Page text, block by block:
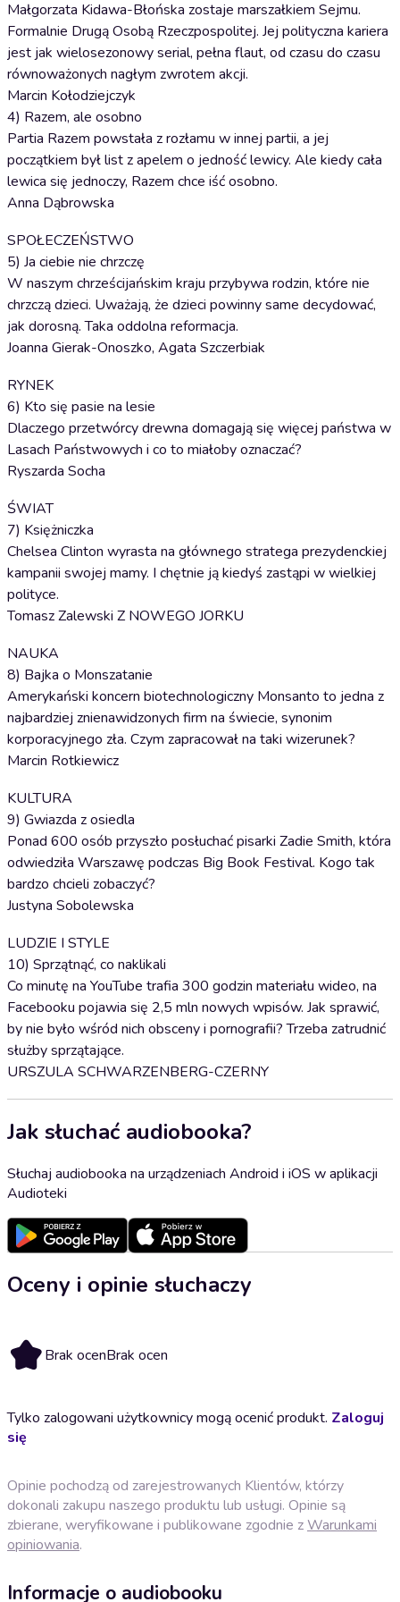
Małgorzata Kidawa-Błońska zostaje marszałkiem Sejmu.
Formalnie Drugą Osobą Rzeczpospolitej. Jej polityczna kariera
jest jak wielosezonowy serial, pełna flaut, od czasu do czasu
równoważonych nagłym zwrotem akcji.
Marcin Kołodziejczyk
4) Razem, ale osobno
Partia Razem powstała z rozłamu w innej partii, a jej
początkiem był list z apelem o jedność lewicy. Ale kiedy cała
lewica się jednoczy, Razem chce iść osobno.
Anna Dąbrowska
SPOŁECZEŃSTWO
5) Ja ciebie nie chrzczę
W naszym chrześcijańskim kraju przybywa rodzin, które nie
chrzczą dzieci. Uważają, że dzieci powinny same decydować,
jak dorosną. Taka oddolna reformacja.
Joanna Gierak-Onoszko, Agata Szczerbiak
RYNEK
6) Kto się pasie na lesie
Dlaczego przetwórcy drewna domagają się więcej państwa w
Lasach Państwowych i co to miałoby oznaczać?
Ryszarda Socha
ŚWIAT
7) Księżniczka
Chelsea Clinton wyrasta na głównego stratega prezydenckiej
kampanii swojej mamy. I chętnie ją kiedyś zastąpi w wielkiej
polityce.
Tomasz Zalewski Z NOWEGO JORKU
NAUKA
8) Bajka o Monszatanie
Amerykański koncern biotechnologiczny Monsanto to jedna z
najbardziej znienawidzonych firm na świecie, synonim
korporacyjnego zła. Czym zapracował na taki wizerunek?
Marcin Rotkiewicz
KULTURA
9) Gwiazda z osiedla
Ponad 600 osób przyszło posłuchać pisarki Zadie Smith, która
odwiedziła Warszawę podczas Big Book Festival. Kogo tak
bardzo chcieli zobaczyć?
Justyna Sobolewska
LUDZIE I STYLE
10) Sprzątnąć, co naklikali
Co minutę na YouTube trafia 300 godzin materiału wideo, na
Facebooku pojawia się 2,5 mln nowych wpisów. Jak sprawić,
by nie było wśród nich obsceny i pornografii? Trzeba zatrudnić
służby sprzątające.
URSZULA SCHWARZENBERG-CZERNY
Jak słuchać audiobooka?
Słuchaj audiobooka na urządzeniach Android i iOS w aplikacji
Audioteki
Oceny i opinie słuchaczy
Brak ocenBrak ocen
Tylko zalogowani użytkownicy mogą ocenić produkt. Zaloguj
się
Opinie pochodzą od zarejestrowanych Klientów, którzy
dokonali zakupu naszego produktu lub usługi. Opinie są
zbierane, weryfikowane i publikowane zgodnie zWarunkami
opiniowania.
Informacje o audiobooku